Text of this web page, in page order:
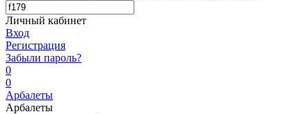
Личный кабинет
Вход
Регистрация
Забыли пароль?
0
0
Арбалеты
Арбалеты